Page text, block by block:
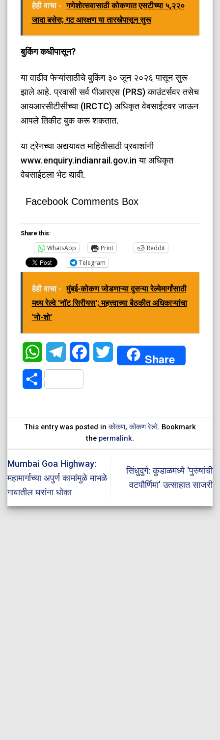
हेही वाचा - गणेशोत्सवासाठी कोकणात एसटीच्या ५,२२०
जादा बसेस; गट आरक्षण या तारखेपासून सुरू
​बुकिंग कधीपासून?
​या वाढीव फेऱ्यांसाठीचे बुकिंग ३० जून २०२६ पासून सुरू
झाले आहे. प्रवासी सर्व पीआरएस (PRS) काउंटर्सवर तसेच
आयआरसीटीसीच्या (IRCTC) अधिकृत वेबसाईटवर जाऊन
आपले तिकीट बुक करू शकतात.
​या ट्रेनच्या अद्ययावत माहितीसाठी प्रवाशांनी
www.enquiry.indianrail.gov.in या अधिकृत
वेबसाईटला भेट द्यावी.
Facebook Comments Box
Share this:
WhatsApp Print
Reddit
Telegram
हेही वाचा - मुंबई-कोकण जोडणाऱ्या दुसऱ्या रेल्वेमार्गांसाठी
मध्य रेल्वे 'नॉट सिरीयस'; महत्त्वाच्या बैठकीत अधिकाऱ्यांचा
'नो-शो'
WhatsAppTelegramFacebookTwitter Share
Share
This entry was posted inकोकण,कोकण रेल्वे. Bookmark
the permalink.
Mumbai Goa Highway:
महामार्गाच्या अपुर्ण कामांमुळे माभळे
गावातील घरांना धोका
सिंधुदुर्ग: कुडाळमध्ये ‘पुरुषांची
वटपौर्णिमा’ उत्साहात साजरी